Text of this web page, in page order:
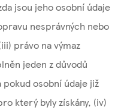
jsou jeho osobní údaje
nesprávných nebo
právo na výmaz
jeden z důvodů
pokud osobní údaje již
který byly získány, (iv)